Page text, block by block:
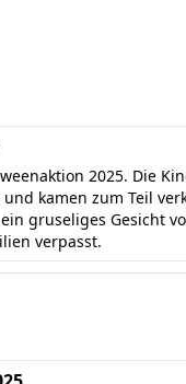
2025. Die
kamen zum Teil
gruseliges Gesicht
verpasst.